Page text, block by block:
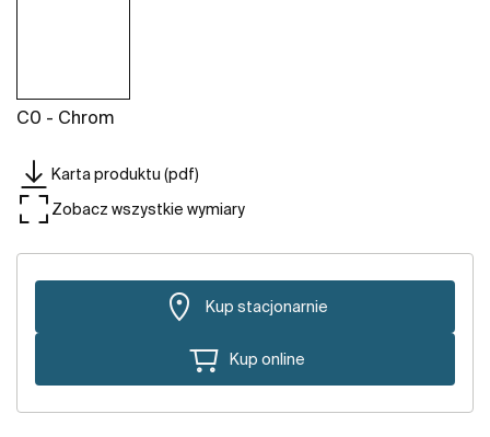
C0 - Chrom
Karta produktu (pdf)
Zobacz wszystkie wymiary
Kup stacjonarnie
Kup online